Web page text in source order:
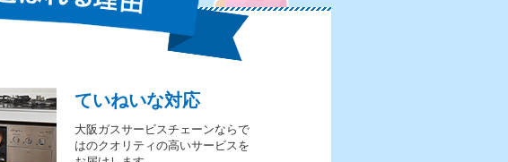
ていねいな対応
大阪ガスサービスチェーンならで
はのクオリティの高いサービスを